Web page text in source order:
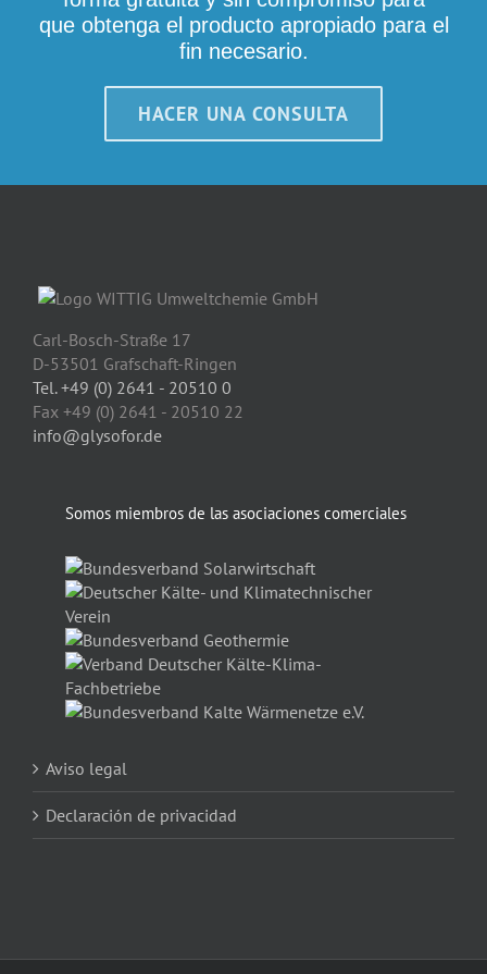
que obtenga el producto apropiado para el
fin necesario.
HACER UNA CONSULTA
Carl-Bosch-Straße 17
D-53501 Grafschaft-Ringen
Tel. +49 (0) 2641 - 20510 0
Fax +49 (0) 2641 - 20510 22
info@glysofor.de
Somos miembros de las asociaciones comerciales
Aviso legal
Declaración de privacidad